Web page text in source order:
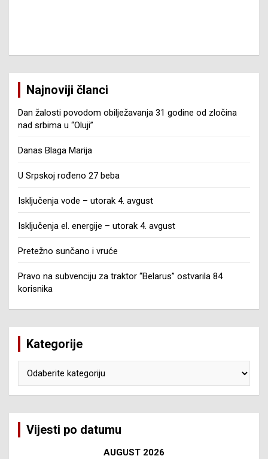
Najnoviji članci
Dan žalosti povodom obilježavanja 31 godine od zločina
nad srbima u “Oluji”
Danas Blaga Marija
U Srpskoj rođeno 27 beba
Isključenja vode – utorak 4. avgust
Isključenja el. energije – utorak 4. avgust
Pretežno sunčano i vruće
Pravo na subvenciju za traktor “Belarus” ostvarila 84
korisnika
Kategorije
Vijesti po datumu
AUGUST 2026